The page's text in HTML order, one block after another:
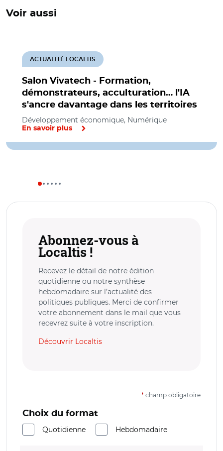
Voir aussi
Salon Vivatech - Formation,
démonstrateurs, acculturation… l'IA
s'ancre davantage dans les territoires
ACTUALITÉ LOCALTIS
Développement économique, Numérique
En savoir plus
Abonnez-vous à
Localtis !
Recevez le détail de notre édition
quotidienne ou notre synthèse
hebdomadaire sur l’actualité des
politiques publiques. Merci de confirmer
votre abonnement dans le mail que vous
recevrez suite à votre inscription.
Découvrir Localtis
* champ obligatoire
Choix du format
Quotidienne
Hebdomadaire